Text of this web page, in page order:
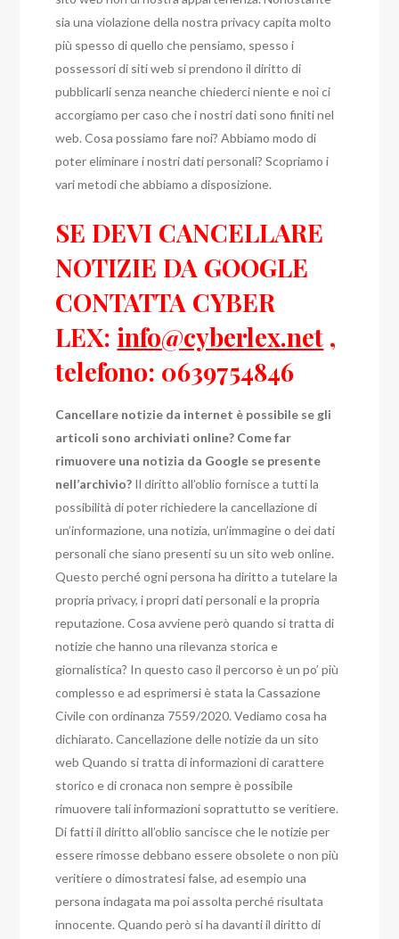
sia una violazione della nostra privacy capita molto
più spesso di quello che pensiamo, spesso i
possessori di siti web si prendono il diritto di
pubblicarli senza neanche chiederci niente e noi ci
accorgiamo per caso che i nostri dati sono finiti nel
web. Cosa possiamo fare noi? Abbiamo modo di
poter eliminare i nostri dati personali? Scopriamo i
vari metodi che abbiamo a disposizione.
SE DEVI CANCELLARE
NOTIZIE DA GOOGLE
CONTATTA CYBER
LEX: info@cyberlex.net ,
telefono: 0639754846
Cancellare notizie da internet è possibile se gli
articoli sono archiviati online? Come far
rimuovere una notizia da Google se presente
nell’archivio? Il diritto all’oblio fornisce a tutti la
possibilità di poter richiedere la cancellazione di
un’informazione, una notizia, un’immagine o dei dati
personali che siano presenti su un sito web online.
Questo perché ogni persona ha diritto a tutelare la
propria privacy, i propri dati personali e la propria
reputazione. Cosa avviene però quando si tratta di
notizie che hanno una rilevanza storica e
giornalistica? In questo caso il percorso è un po’ più
complesso e ad esprimersi è stata la Cassazione
Civile con ordinanza 7559/2020. Vediamo cosa ha
dichiarato. Cancellazione delle notizie da un sito
web Quando si tratta di informazioni di carattere
storico e di cronaca non sempre è possibile
rimuovere tali informazioni soprattutto se veritiere.
Di fatti il diritto all’oblio sancisce che le notizie per
essere rimosse debbano essere obsolete o non più
veritiere o dimostratesi false, ad esempio una
persona indagata ma poi assolta perché risultata
innocente. Quando però si ha davanti il diritto di